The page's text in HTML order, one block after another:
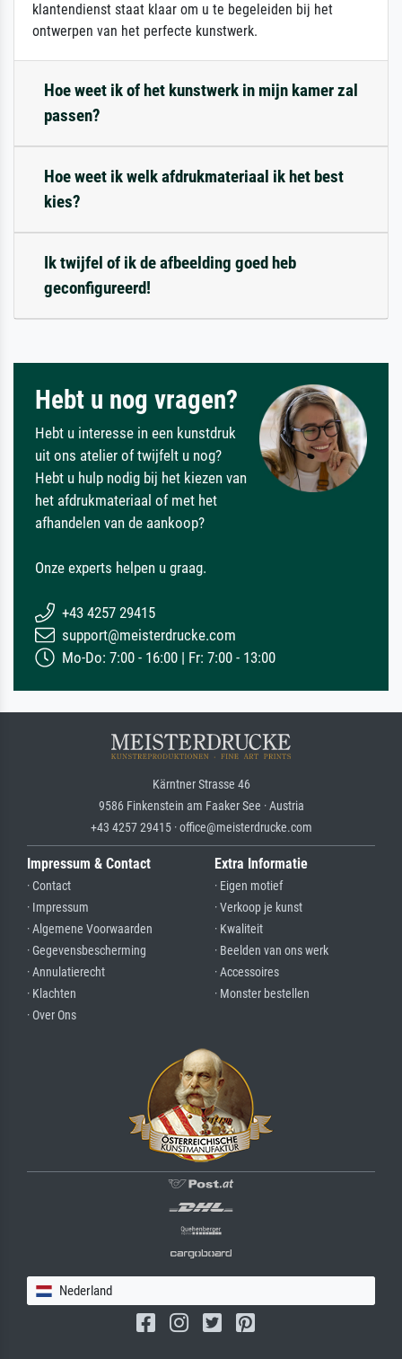
klantendienst staat klaar om u te begeleiden bij het
ontwerpen van het perfecte kunstwerk.
Hoe weet ik of het kunstwerk in mijn kamer zal
passen?
Hoe weet ik welk afdrukmateriaal ik het best
kies?
Ik twijfel of ik de afbeelding goed heb
geconfigureerd!
Hebt u nog vragen?
Hebt u interesse in een kunstdruk
uit ons atelier of twijfelt u nog?
Hebt u hulp nodig bij het kiezen van
het afdrukmateriaal of met het
afhandelen van de aankoop?
Onze experts helpen u graag.
+43 4257 29415
support@meisterdrucke.com
Mo-Do: 7:00 - 16:00 | Fr: 7:00 - 13:00
Kärntner Strasse 46
9586 Finkenstein am Faaker See · Austria
+43 4257 29415 · office@meisterdrucke.com
Impressum & Contact
· Contact
· Impressum
· Algemene Voorwaarden
· Gegevensbescherming
· Annulatierecht
· Klachten
· Over Ons
Extra Informatie
· Eigen motief
· Verkoop je kunst
· Kwaliteit
· Beelden van ons werk
· Accessoires
· Monster bestellen
Nederland